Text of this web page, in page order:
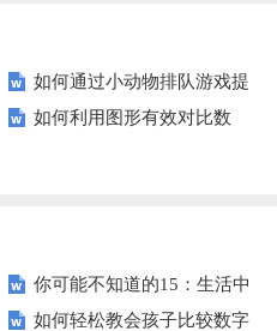
如何通过小动物排队游戏提
升孩子的逻辑思维能力？
如何利用图形有效对比数
你可能不知道的15：生活中
隐藏的数学秘密？
如何轻松教会孩子比较数字